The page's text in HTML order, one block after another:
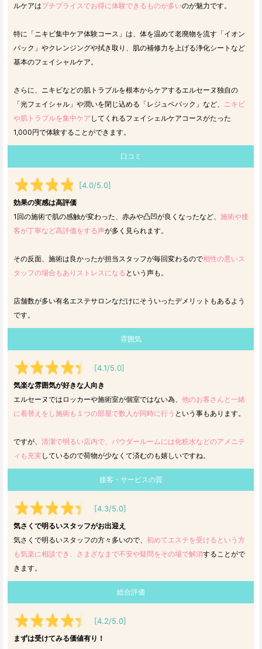
ルケアはプチプライスでお得に体験できるものが多いのが魅力です。
特に「ニキビ集中ケア体験コース」は、体を温めて老廃物を流す「イオン
パック」やクレンジングや拭き取り、肌の補修力を上げる浄化シートなど
基本のフェイシャルケア。
さらに、ニキビなどの肌トラブルを根本からケアするエルセーヌ独自の
「光フェイシャル」や潤いを閉じ込める「レジュベパック」など、
ニキビ
や肌トラブルを集中ケア してくれるフェイシェルケアコースがたった
1,000円で体験することができます。
口コミ
[4.0/5.0]
効果の実感は高評価
1回の施術で肌の感触が変わった、赤みや凸凹が良くなったなど、 施術や接
客が丁寧など高評価をする声が多く見られます。
その反面、施術は良かったが担当スタッフが毎回変わるので相性の悪いス
タッフの場合もありストレスになる という声も。
店舗数が多い有名エステサロンなだけにそういったデメリットもあるよう
です。
雰囲気
[4.1/5.0]
気楽な雰囲気が好きな人向き
エルセーヌではロッカーや施術室が個室ではない為、 他のお客さんと一緒
に着替えをし施術も１つの部屋で数人が同時に行う という事もあります。
ですが、 清潔で明るい店内で、パウダールームには化粧水などのアメニテ
ィも充実しているので荷物が少なくて済むのも嬉しいですね。
接客・サービスの質
[4.3/5.0]
気さくで明るいスタッフがお出迎え
気さくで明るいスタッフの方々多いので、 初めてエステを受けるという方
も気楽に相談でき、さまざなまで不安や疑問をその場で解消することがで
きます。
総合評価
[4.2/5.0]
まずは受けてみる価値有り！